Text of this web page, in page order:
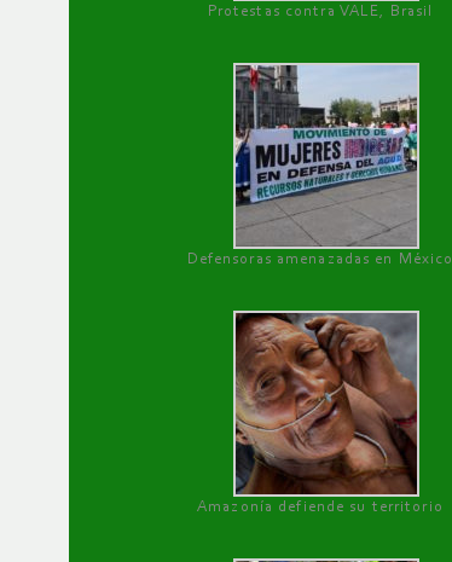
Protestas contra VALE, Brasil
Defensoras amenazadas en México
Amazonía defiende su territorio